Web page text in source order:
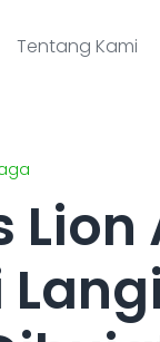
Tentang Kami